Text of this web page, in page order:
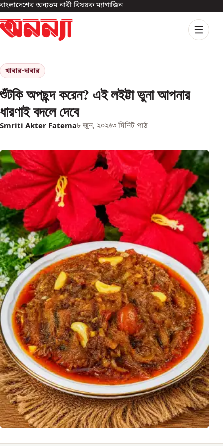
বাংলাদেশের অন্যতম নারী বিষয়ক ম্যাগাজিন
খাবার-দাবার
শুঁটকি অপছন্দ করেন? এই লইট্টা ভুনা আপনার
ধারণাই বদলে দেবে
Smriti Akter Fatema৮ জুন, ২০২৬৩ মিনিট পাঠ